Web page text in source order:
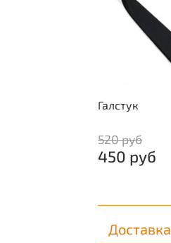
Галстук
520 руб
450 руб
Доставка